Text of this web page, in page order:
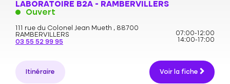
LABORATOIRE B2A - RAMBERVILLERS
Ouvert
111 rue du Colonel Jean Mueth , 88700
RAMBERVILLERS
03 55 52 99 95
07:00-12:00
14:00-17:00
Itinéraire Voir la fiche